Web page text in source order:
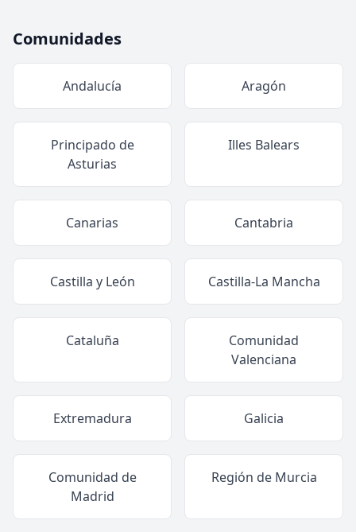
Comunidades
Andalucía Aragón
Principado de
Asturias
Illes Balears
Canarias Cantabria
Castilla y León Castilla-La Mancha
Cataluña
Comunidad
Valenciana
Extremadura Galicia
Comunidad de
Madrid
Región de Murcia